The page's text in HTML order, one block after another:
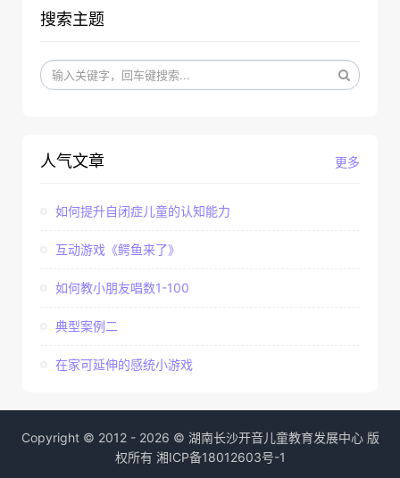
搜索主题
更多
人气文章
如何提升自闭症儿童的认知能力
互动游戏《鳄鱼来了》
如何教小朋友唱数1-100
典型案例二
在家可延伸的感统小游戏
Copyright © 2012 - 2026 © 湖南长沙开音儿童教育发展中心 版
权所有 湘ICP备18012603号-1